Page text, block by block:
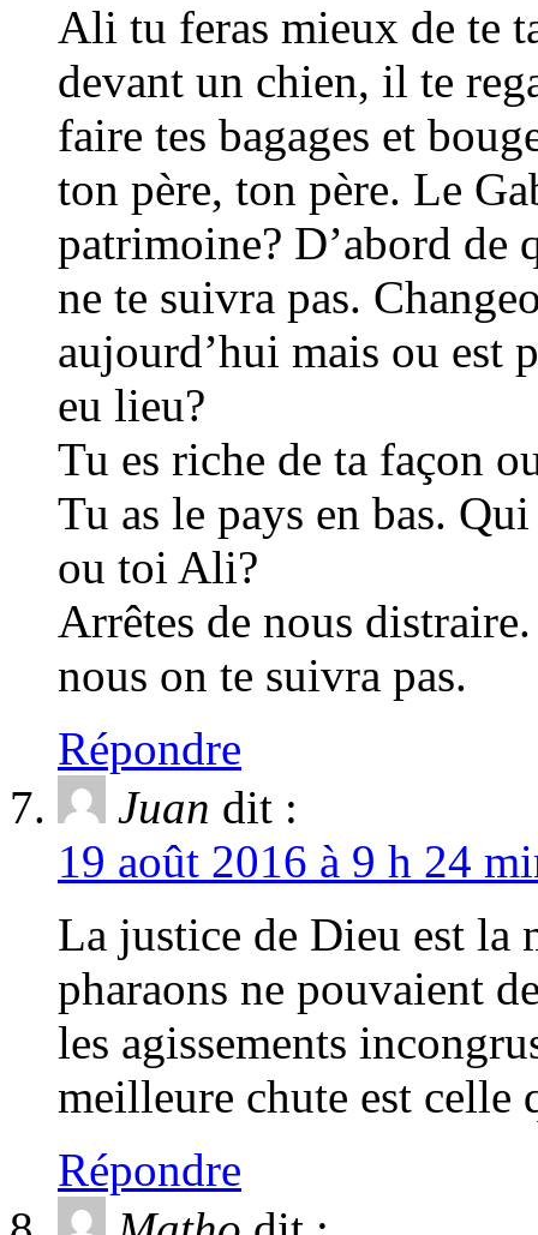
Ali tu feras mieux de te
devant un chien, il te
faire tes bagages et
ton père, ton père. Le
patrimoine? D’abord de
ne te suivra pas.
aujourd’hui mais ou est
eu lieu?
Tu es riche de ta façon
Tu as le pays en bas.
ou toi Ali?
Arrêtes de nous
nous on te suivra pas.
Répondre
Juan dit :
19 août 2016 à 9 h 24
La justice de Dieu est la
pharaons ne pouvaient
les agissements
meilleure chute est celle
Répondre